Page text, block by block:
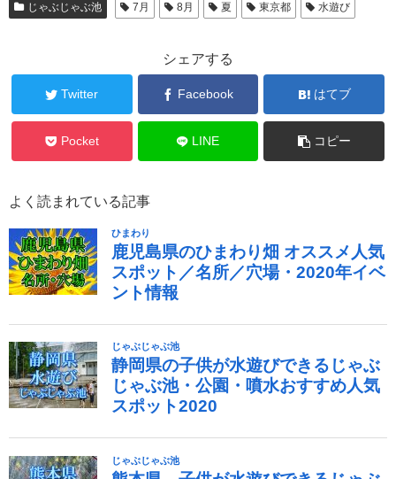
じゃぶじゃぶ池 7月 8月 夏 東京都 水遊び
シェアする
Twitter Facebook はてブ
Pocket LINE コピー
よく読まれている記事